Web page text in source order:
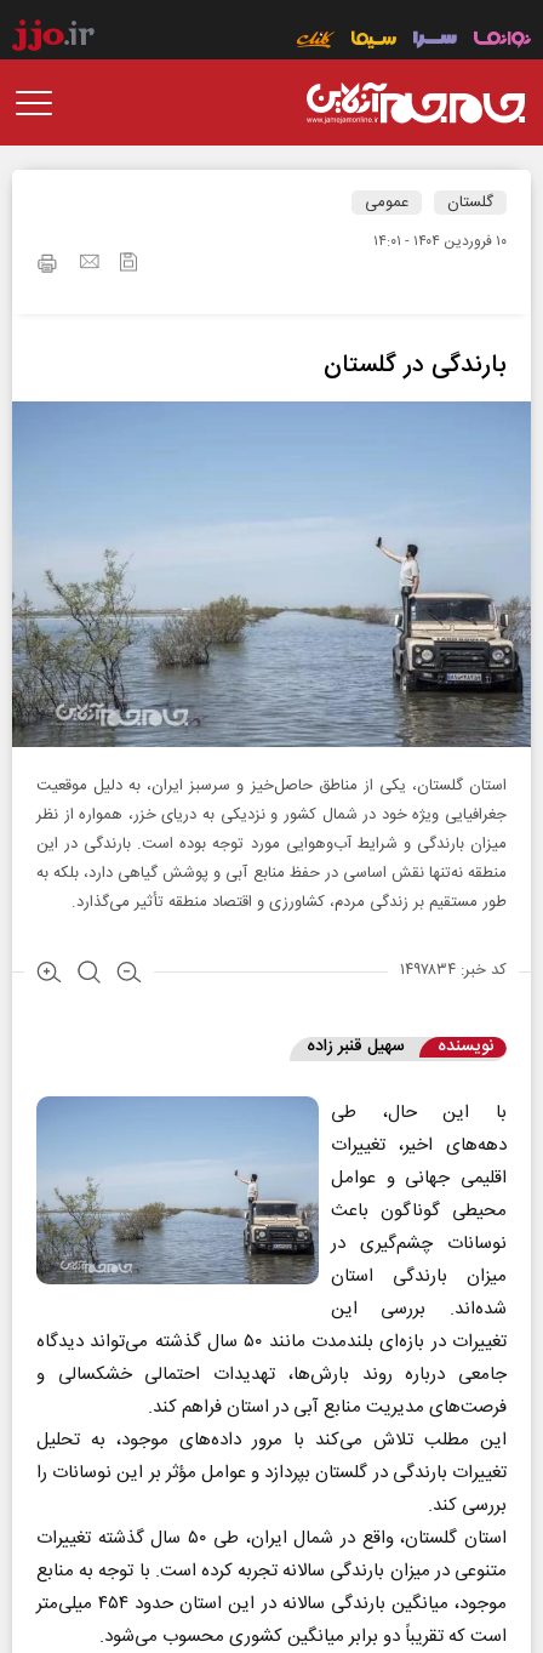
گلستان عمومی
۱۰ فروردين ۱۴۰۴ - ۱۴:۰۱
بارندگی در گلستان
استان گلستان، یکی از مناطق حاصل‌خیز و سرسبز ایران، به دلیل موقعیت
جغرافیایی ویژه خود در شمال کشور و نزدیکی به دریای خزر، همواره از نظر
میزان بارندگی و شرایط آب‌وهوایی مورد توجه بوده است. بارندگی در این
منطقه نه‌تنها نقش اساسی در حفظ منابع آبی و پوشش گیاهی دارد، بلکه به
طور مستقیم بر زندگی مردم، کشاورزی و اقتصاد منطقه تأثیر می‌گذارد.
کد خبر: ۱۴۹۷۸۳۴
نویسنده سهیل قنبر زاده
با این حال، طی
دهه‌های اخیر، تغییرات
اقلیمی جهانی و عوامل
محیطی گوناگون باعث
نوسانات چشم‌گیری در
میزان بارندگی استان
شده‌اند. بررسی این
تغییرات در بازه‌ای بلندمدت مانند ۵۰ سال گذشته می‌تواند دیدگاه
جامعی درباره روند بارش‌ها، تهدیدات احتمالی خشکسالی و
فرصت‌های مدیریت منابع آبی در استان فراهم کند.
این مطلب تلاش می‌کند با مرور داده‌های موجود، به تحلیل
تغییرات بارندگی در گلستان بپردازد و عوامل مؤثر بر این نوسانات را
بررسی کند.
استان گلستان، واقع در شمال ایران، طی ۵۰ سال گذشته تغییرات
متنوعی در میزان بارندگی سالانه تجربه کرده است. با توجه به منابع
موجود، میانگین بارندگی سالانه در این استان حدود ۴۵۴ میلی‌متر
است که تقریباً دو برابر میانگین کشوری محسوب می‌شود.